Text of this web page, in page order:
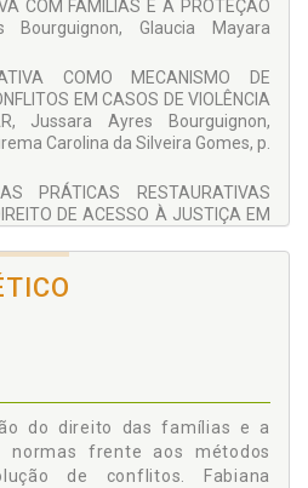
Orth
Gomes
COM FAMÍLIAS E A PROTEÇÃO
Bourguignon, Glaucia Mayara
COMO MECANISMO DE
EM CASOS DE VIOLÊNCIA
Jussara Ayres Bourguignon,
Carolina da Silveira Gomes, p.
PRÁTICAS RESTAURATIVAS
DE ACESSO À JUSTIÇA EM
de adequação da política pública,
de Goes, p. 131
DOS AFETOS, Adriana
A PESSOA IDOSA, Andressa
Vosgerau Trentini, Maria Iolanda
do direito das famílias e a
normas frente aos métodos
de conflitos. Fabiana